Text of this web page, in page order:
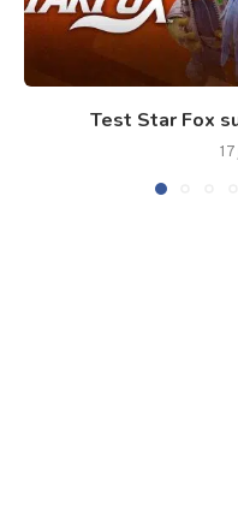
Test Star Fox